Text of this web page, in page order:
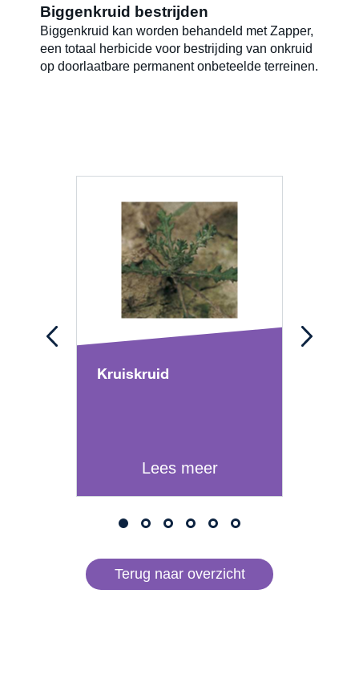
Biggenkruid bestrijden
Biggenkruid kan worden behandeld met Zapper,
een totaal herbicide voor bestrijding van onkruid
op doorlaatbare permanent onbeteelde terreinen.
Kruiskruid
Lees meer
Terug naar overzicht